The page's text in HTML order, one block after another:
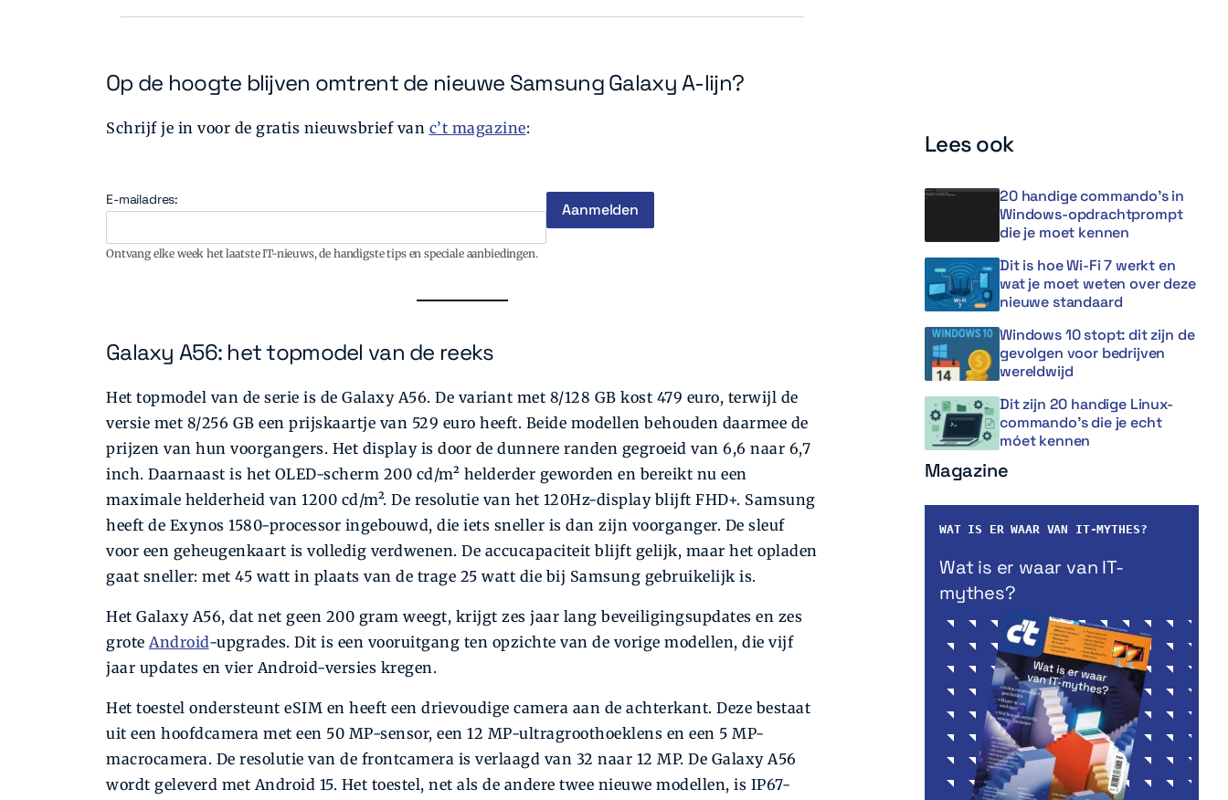
Op de hoogte blijven omtrent de nieuwe Samsung Galaxy A-lijn?
Schrijf je in voor de gratis nieuwsbrief van c’t magazine:
E-mailadres:
Ontvang elke week het laatste IT-nieuws, de handigste tips en speciale aanbiedingen.
Galaxy A56: het topmodel van de reeks
Het topmodel van de serie is de Galaxy A56. De variant met 8/128 GB kost 479 euro, terwijl de
versie met 8/256 GB een prijskaartje van 529 euro heeft. Beide modellen behouden daarmee de
prijzen van hun voorgangers. Het display is door de dunnere randen gegroeid van 6,6 naar 6,7
inch. Daarnaast is het OLED-scherm 200 cd/m² helderder geworden en bereikt nu een
maximale helderheid van 1200 cd/m². De resolutie van het 120Hz-display blijft FHD+. Samsung
heeft de Exynos 1580-processor ingebouwd, die iets sneller is dan zijn voorganger. De sleuf
voor een geheugenkaart is volledig verdwenen. De accucapaciteit blijft gelijk, maar het opladen
gaat sneller: met 45 watt in plaats van de trage 25 watt die bij Samsung gebruikelijk is.
Het Galaxy A56, dat net geen 200 gram weegt, krijgt zes jaar lang beveiligingsupdates en zes
grote Android-upgrades. Dit is een vooruitgang ten opzichte van de vorige modellen, die vijf
jaar updates en vier Android-versies kregen.
Het toestel ondersteunt eSIM en heeft een drievoudige camera aan de achterkant. Deze bestaat
uit een hoofdcamera met een 50 MP-sensor, een 12 MP-ultragroothoeklens en een 5 MP-
macrocamera. De resolutie van de frontcamera is verlaagd van 32 naar 12 MP. De Galaxy A56
wordt geleverd met Android 15. Het toestel, net als de andere twee nieuwe modellen, is IP67-
Lees ook
20 handige commando’s in
Windows-opdrachtprompt
die je moet kennen
Dit is hoe Wi-Fi 7 werkt en
wat je moet weten over deze
nieuwe standaard
Windows 10 stopt: dit zijn de
gevolgen voor bedrijven
wereldwijd
Dit zijn 20 handige Linux-
commando’s die je echt
móet kennen
Magazine
WAT IS ER WAAR VAN IT-MYTHES?
Wat is er waar van IT-
mythes?